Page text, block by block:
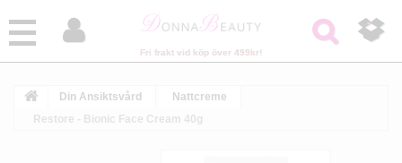
Din Ansiktsvård
Nattcreme
Restore - Bionic Face Cream 40g
Fri frakt vid köp över 499kr!
 
